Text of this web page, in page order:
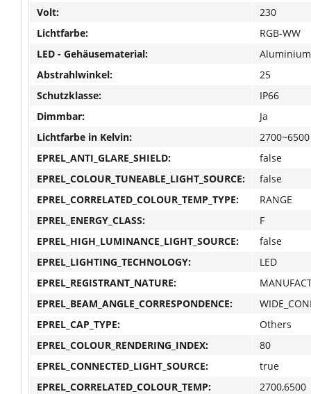
Volt:
230
Lichtfarbe:
RGB-WW
LED - Gehäusematerial:
Aluminium
Abstrahlwinkel:
25
Schutzklasse:
IP66
Dimmbar:
Ja
Lichtfarbe in Kelvin:
2700~6500
EPREL_ANTI_GLARE_SHIELD:
false
EPREL_COLOUR_TUNEABLE_LIGHT_SOURCE:
false
EPREL_CORRELATED_COLOUR_TEMP_TYPE:
RANGE
EPREL_ENERGY_CLASS:
F
EPREL_HIGH_LUMINANCE_LIGHT_SOURCE:
false
EPREL_LIGHTING_TECHNOLOGY:
LED
EPREL_REGISTRANT_NATURE:
EPREL_BEAM_ANGLE_CORRESPONDENCE:
EPREL_CAP_TYPE:
Others
EPREL_COLOUR_RENDERING_INDEX:
80
EPREL_CONNECTED_LIGHT_SOURCE:
true
EPREL_CORRELATED_COLOUR_TEMP:
2700,6500